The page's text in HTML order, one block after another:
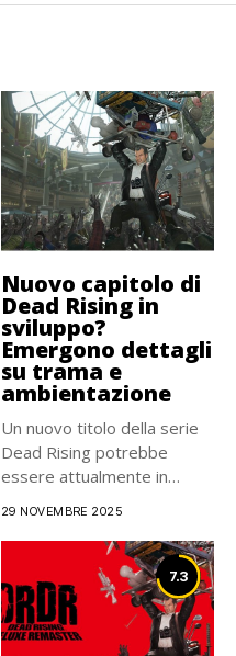
Nuovo capitolo di
Dead Rising in
sviluppo?
Emergono dettagli
su trama e
ambientazione
Un nuovo titolo della serie
Dead Rising potrebbe
essere attualmente in
29 NOVEMBRE 2025
7.3